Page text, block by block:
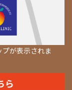
が表示されま
ら